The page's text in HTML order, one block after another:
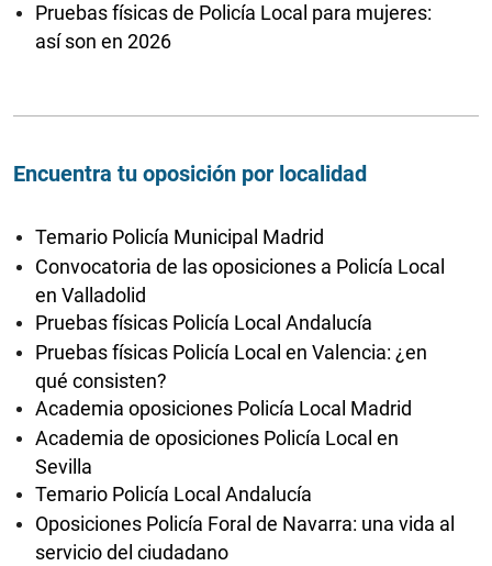
Pruebas físicas de Policía Local para mujeres:
así son en 2026
Encuentra tu oposición por localidad
Temario Policía Municipal Madrid
Convocatoria de las oposiciones a Policía Local
en Valladolid
Pruebas físicas Policía Local Andalucía
Pruebas físicas Policía Local en Valencia: ¿en
qué consisten?
Academia oposiciones Policía Local Madrid
Academia de oposiciones Policía Local en
Sevilla
Temario Policía Local Andalucía
Oposiciones Policía Foral de Navarra: una vida al
servicio del ciudadano